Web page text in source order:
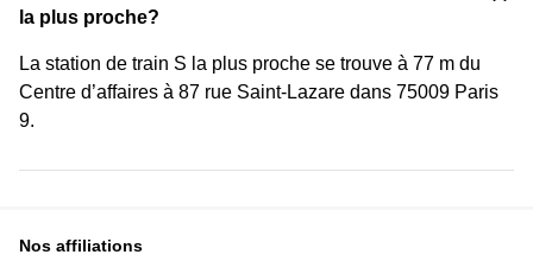
la plus proche?
La station de train S la plus proche se trouve à 77 m du
Centre d’affaires à 87 rue Saint-Lazare dans 75009 Paris
9.
Nos affiliations